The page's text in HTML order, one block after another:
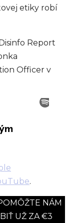
etiky robí
Report
Officer v
.
NÁM
UŽ ZA €3